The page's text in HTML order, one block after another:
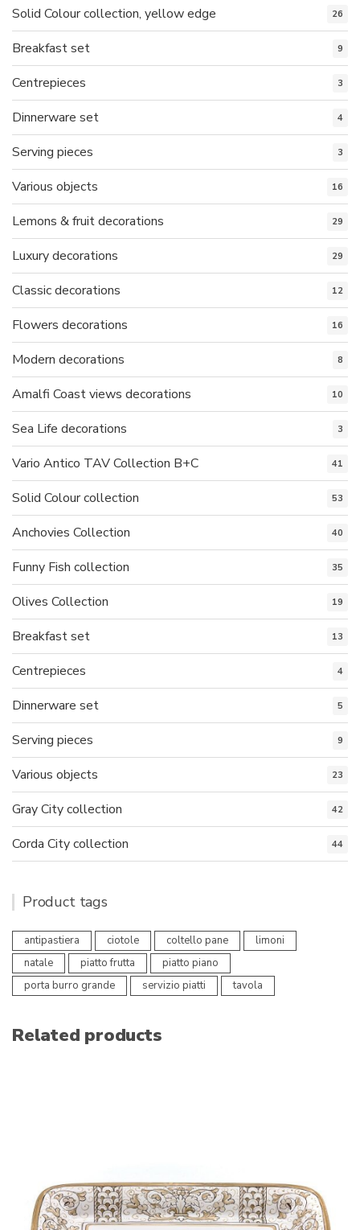
Solid Colour collection, yellow edge 26
Breakfast set 9
Centrepieces 3
Dinnerware set 4
Serving pieces 3
Various objects 16
Lemons & fruit decorations 29
Luxury decorations 29
Classic decorations 12
Flowers decorations 16
Modern decorations 8
Amalfi Coast views decorations 10
Sea Life decorations 3
Vario Antico TAV Collection B+C 41
Solid Colour collection 53
Anchovies Collection 40
Funny Fish collection 35
Olives Collection 19
Breakfast set 13
Centrepieces 4
Dinnerware set 5
Serving pieces 9
Various objects 23
Gray City collection 42
Corda City collection 44
Product tags
antipastiera ciotole coltello pane
limoni
natale
piatto frutta
piatto piano
porta burro grande
servizio piatti tavola
Related products